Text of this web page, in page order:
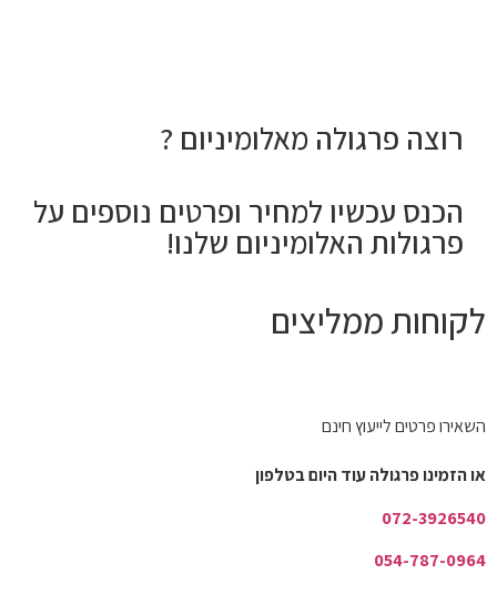
רוצה פרגולה מאלומיניום ?
הכנס עכשיו למחיר ופרטים נוספים על
פרגולות האלומיניום שלנו!
לקוחות ממליצים
השאירו פרטים לייעוץ חינם
או הזמינו פרגולה עוד היום בטלפון
072-3926540
054-787-0964